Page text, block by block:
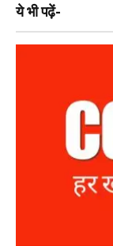
ये भी पढ़ें-